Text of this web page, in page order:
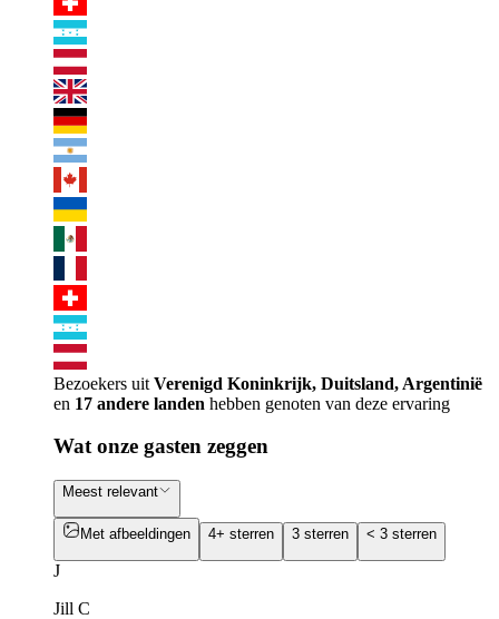
Bezoekers uit Verenigd Koninkrijk, Duitsland, Argentinië
en 17 andere landen hebben genoten van deze ervaring
Wat onze gasten zeggen
Meest relevant
Met afbeeldingen 4+ sterren 3 sterren < 3 sterren
J
Jill C